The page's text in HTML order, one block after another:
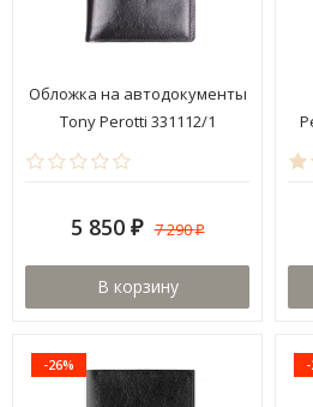
Обложка на автодокументы
Tony Perotti 331112/1
5 850 ₽ 7 290₽
В корзину
-26%